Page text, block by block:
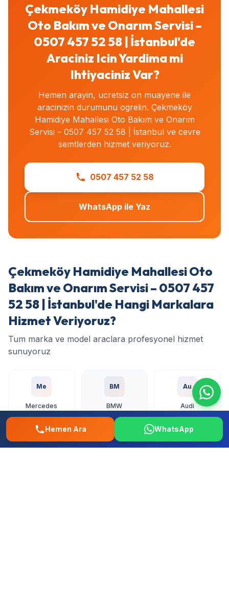
Çekmeköy Hamidiye Mahallesi
Oto Bakım ve Onarım Servisi –
0507 457 52 58 | İstanbul'de
Araciniz Icin Yardima mi
Ihtiyaciniz Var?
Hemen arayin, ucretsiz on muayene ile
aracinizin durumunu ogrelin. Çekmeköy
Hamidiye Mahallesi Oto Bakım ve Onarım
Servisi – 0507 457 52 58 | İstanbul ve cevre
semtlerden hizmet veriyoruz.
0507 457 52 58
WhatsApp ile Yaz
Çekmeköy Hamidiye Mahallesi Oto
Bakım ve Onarım Servisi – 0507 457
52 58 | İstanbul'de Hangi Markalara
Hizmet Veriyoruz?
Tum marka ve model araclara profesyonel hizmet
sunuyoruz
Me
Mercedes
BM
BMW
Au
Audi
Vo To Ho
Hemen Ara WhatsApp